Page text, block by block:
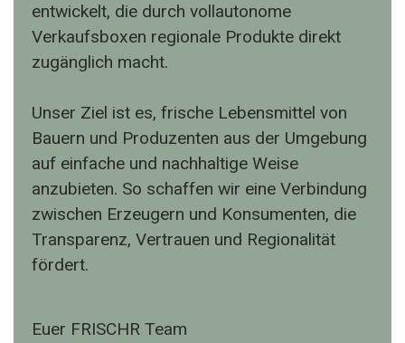
entwickelt, die durch vollautonome
Verkaufsboxen regionale Produkte direkt
zugänglich macht.
Unser Ziel ist es, frische Lebensmittel von
Bauern und Produzenten aus der Umgebung
auf einfache und nachhaltige Weise
anzubieten. So schaffen wir eine Verbindung
zwischen Erzeugern und Konsumenten, die
Transparenz, Vertrauen und Regionalität
fördert.
Euer FRISCHR Team